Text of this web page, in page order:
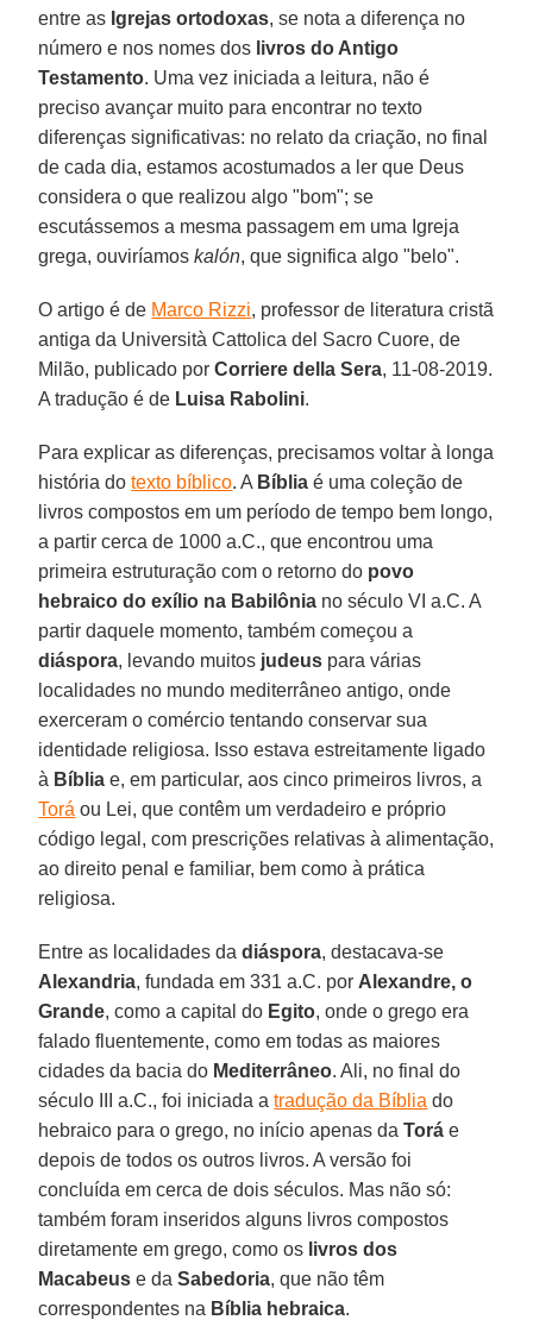
entre as Igrejas ortodoxas, se nota a diferença no
número e nos nomes dos livros do Antigo
Testamento. Uma vez iniciada a leitura, não é
preciso avançar muito para encontrar no texto
diferenças significativas: no relato da criação, no final
de cada dia, estamos acostumados a ler que Deus
considera o que realizou algo "bom"; se
escutássemos a mesma passagem em uma Igreja
grega, ouviríamoskalón, que significa algo "belo".
O artigo é de Marco Rizzi, professor de literatura cristã
antiga da Università Cattolica del Sacro Cuore, de
Milão, publicado porCorriere della Sera, 11-08-2019.
A tradução é de Luisa Rabolini.
Para explicar as diferenças, precisamos voltar à longa
história dotexto bíblico. A Bíblia é uma coleção de
livros compostos em um período de tempo bem longo,
a partir cerca de 1000 a.C., que encontrou uma
primeira estruturação com o retorno do povo
hebraico do exílio na Babilônia no século VI a.C. A
partir daquele momento, também começou a
diáspora, levando muitos judeus para várias
localidades no mundo mediterrâneo antigo, onde
exerceram o comércio tentando conservar sua
identidade religiosa. Isso estava estreitamente ligado
à Bíblia e, em particular, aos cinco primeiros livros, a
Torá ou Lei, que contêm um verdadeiro e próprio
código legal, com prescrições relativas à alimentação,
ao direito penal e familiar, bem como à prática
religiosa.
Entre as localidades dadiáspora, destacava-se
Alexandria, fundada em 331 a.C. por Alexandre, o
Grande, como a capital do Egito, onde o grego era
falado fluentemente, como em todas as maiores
cidades da bacia do Mediterrâneo. Ali, no final do
século III a.C., foi iniciada atradução da Bíblia do
hebraico para o grego, no início apenas daTorá e
depois de todos os outros livros. A versão foi
concluída em cerca de dois séculos. Mas não só:
também foram inseridos alguns livros compostos
diretamente em grego, como os livros dos
Macabeus e daSabedoria, que não têm
correspondentes na Bíblia hebraica.